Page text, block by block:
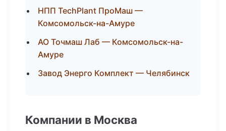
НПП TechPlant ПроМаш —
Комсомольск-на-Амуре
АО Точмаш Лаб — Комсомольск-на-
Амуре
Завод Энерго Комплект — Челябинск
Компании в Москва